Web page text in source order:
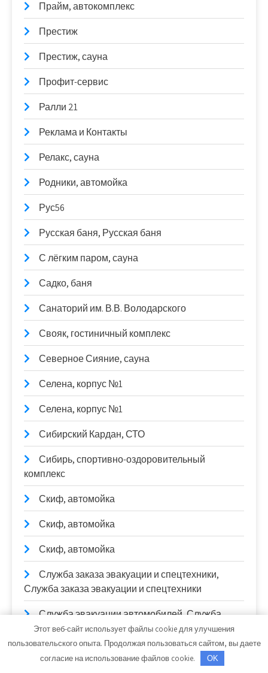
Прайм, автокомплекс
Престиж
Престиж, сауна
Профит-сервис
Ралли 21
Реклама и Контакты
Релакс, сауна
Родники, автомойка
Рус56
Русская баня, Русская баня
С лёгким паром, сауна
Садко, баня
Санаторий им. В.В. Володарского
Свояк, гостиничный комплекс
Северное Сияние, сауна
Селена, корпус №1
Селена, корпус №1
Сибирский Кардан, СТО
Сибирь, спортивно-оздоровительный
комплекс
Скиф, автомойка
Скиф, автомойка
Скиф, автомойка
Служба заказа эвакуации и спецтехники,
Служба заказа эвакуации и спецтехники
Служба эвакуации автомобилей, Служба
эвакуации автомобилей
Служба эвакуации, Служба эвакуации
Этот веб-сайт использует файлы cookie для улучшения
пользовательского опыта. Продолжая пользоваться сайтом, вы даете
согласие на использование файлов cookie.
OK